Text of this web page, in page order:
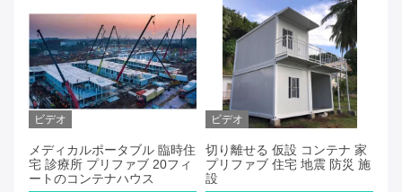
ビデオ
メディカルポータブル 臨時住
宅 診療所 プリファブ 20フィ
ートのコンテナハウス
ビデオ
切り離せる 仮設 コンテナ 家
プリファブ 住宅 地震 防災 施
設